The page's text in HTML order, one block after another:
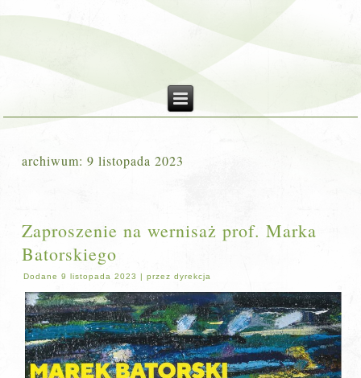
archiwum:9 listopada 2023
Zaproszenie na wernisaż prof. Marka
Batorskiego
Dodane 9 listopada 2023 |przez dyrekcja